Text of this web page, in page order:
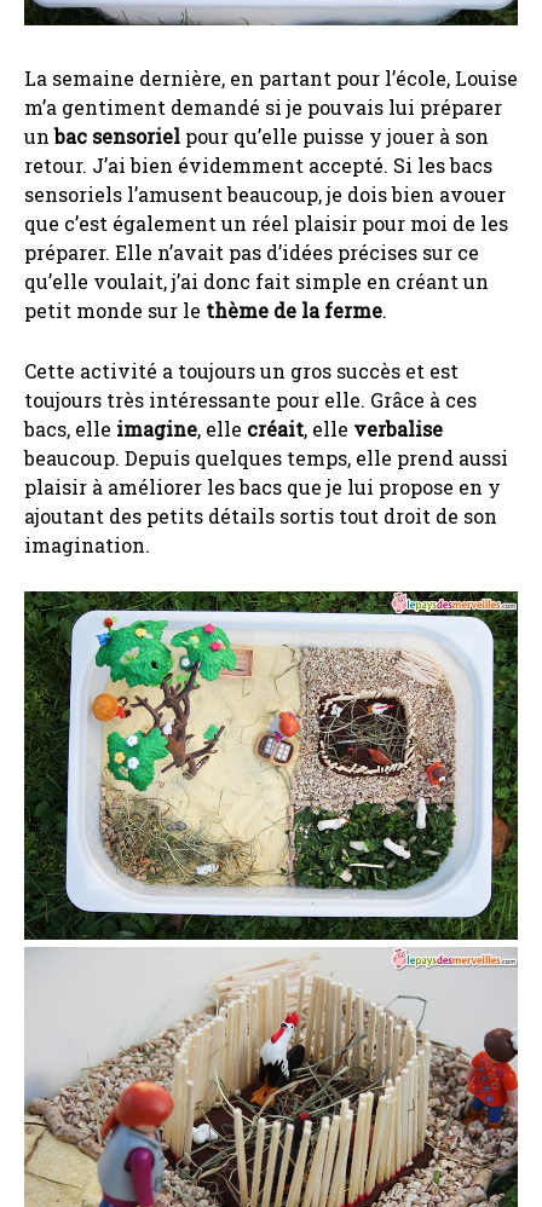
La semaine dernière, en partant pour l’école, Louise
m’a gentiment demandé si je pouvais lui préparer
unbac sensoriel pour qu’elle puisse y jouer à son
retour. J’ai bien évidemment accepté. Si les bacs
sensoriels l’amusent beaucoup, je dois bien avouer
que c’est également un réel plaisir pour moi de les
préparer. Elle n’avait pas d’idées précises sur ce
qu’elle voulait, j’ai donc fait simple en créant un
petit monde sur le thème de la ferme.
Cette activité a toujours un gros succès et est
toujours très intéressante pour elle. Grâce à ces
bacs, elle imagine, elle créait, elle verbalise
beaucoup. Depuis quelques temps, elle prend aussi
plaisir à améliorer les bacs que je lui propose en y
ajoutant des petits détails sortis tout droit de son
imagination.